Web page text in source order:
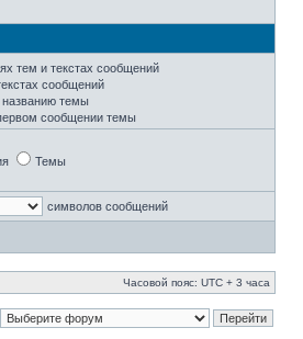
тем и текстах сообщений
сообщений
названию темы
сообщении темы
Темы
символов сообщений
Часовой пояс: UTC + 3 часа